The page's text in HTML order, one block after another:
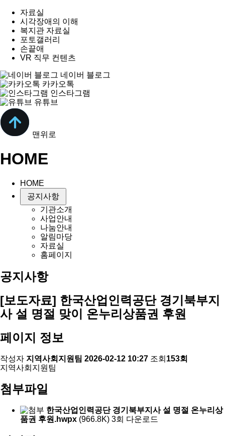
자료실
시각장애의 이해
복지관 자료실
포토갤러리
손끝애
VR 직무 컨텐츠
네이버 블로그
카카오톡
인스타그램
유튜브
맨위로
HOME
HOME
공지사항
기관소개
사업안내
나눔안내
알림마당
자료실
홈페이지
공지사항
[보도자료] 한국산업인력공단 경기북부지
사 설 명절 맞이 온누리상품권 후원
페이지 정보
작성자 지역사회지원팀 2026-02-12 10:27 조회 153회
지역사회지원팀
첨부파일
한국산업인력공단 경기북부지사 설 명절 온누리상
품권 후원.hwpx (966.8K) 3회 다운로드